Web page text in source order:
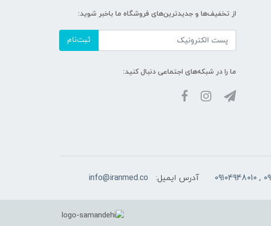
از تخفیف‌ها و جدیدترین‌های فروشگاه ما باخبر شوید:
ثبت‌نام
ما را در شبکه‌های اجتماعی دنبال کنید:
آدرس ایمیل: info@iranmed.co